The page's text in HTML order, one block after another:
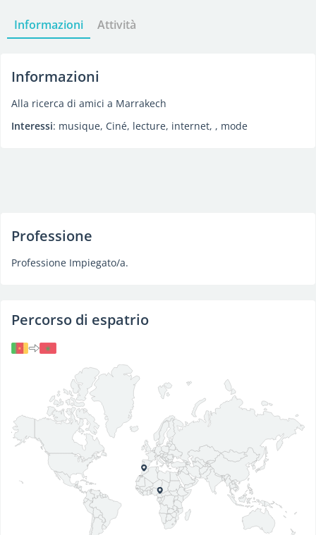
Informazioni Attività
Informazioni
Alla ricerca di amici a Marrakech
Interessi: musique, Ciné, lecture, internet, , mode
Professione
Professione Impiegato/a.
Percorso di espatrio